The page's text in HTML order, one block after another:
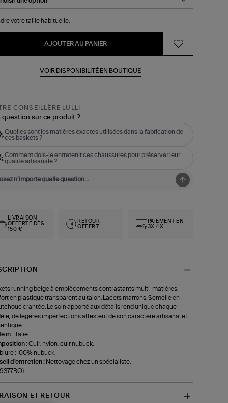
votre taille habituelle.
AJOUTER AU PANIER
VOIR DISPONIBILITÉ EN BOUTIQUE
CONSEILLÈRE LULLI
question sur ce produit ?
Quelles sont les matières exactes utilisées dans la fabrication de
ces baskets ?
Comment dois-je entretenir ces chaussures pour préserver leur
qualité artisanale ?
LIVRAISON
OFFERTE DÈS
150 €
RETOUR
OFFERT
PAIEMENT EN
3X,4X
running beige à empiècements contrastants multi-matières.
en plastique transparent au talon. Lacets marrons. Semelle en
crantée. Le soin apporté aux détails rend unique chaque
de légères imperfections attestent de son caractère artisanal et
in : Italie.
:Cuir, nylon, cuir nubuck.
: 100% nubuck.
d'entretien : Nettoyage chez un spécialiste.
ET RETOUR